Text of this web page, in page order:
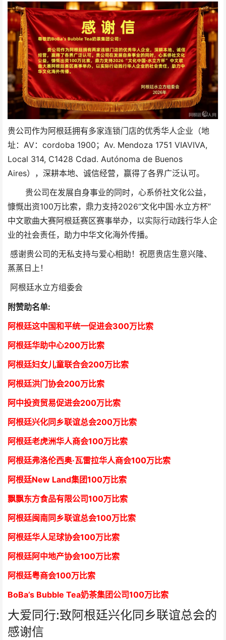
贵公司作为阿根廷拥有多家连锁门店的优秀华人企业（地
址：AV：cordoba 1900；Av. Mendoza 1751 VIAVIVA,
Local 314, C1428 Cdad. Autónoma de Buenos
Aires），深耕本地、诚信经营，赢得了各界广泛认可。
贵公司在发展自身事业的同时，心系侨社文化公益，
慷慨出资100万比索，鼎力支持2026“文化中国·水立方杯”
中文歌曲大赛阿根廷赛区赛事举办，以实际行动践行华人企
业的社会责任，助力中华文化海外传播。
感谢贵公司的无私支持与爱心相助！祝愿贵店生意兴隆、
蒸蒸日上！
阿根廷水立方组委会
附赞助名单:
阿根廷这中国和平统一促进会300万比索
阿根廷华助中心200万比索
阿根廷妇女儿童联合会200万比索
阿根廷洪门协会200万比索
阿中投资贸易促进会200万比索
阿根廷兴化同乡联谊总会200万比索
阿根廷老虎洲华人商会100万比索
阿根廷弗洛伦西奥·瓦雷拉华人商会100万比索
阿根廷New Land集团100万比索
飘飘东方食品有限公司100万比索
阿根廷闽南同乡联谊总会100万比索
阿根廷华人足球协会100万比索
阿根廷阿中地产协会100万比索
阿根廷粤商会100万比索
BoBa’s Bubble Tea奶茶集团公司100万比索
大爱同行:致阿根廷兴化同乡联谊总会的
感谢信